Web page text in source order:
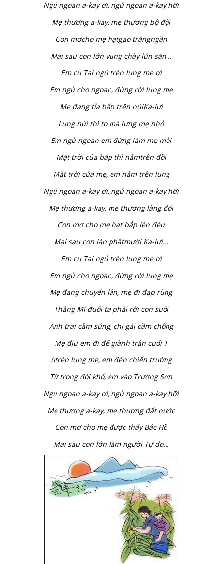
Ngủ ngoan a-kay ơi, ngủ ngoan a-kay hỡi
Mẹ thương a-kay, mẹ thương bộ đội
Con mơcho mẹ hạtgạo trắngngần
Mai sau con lớn vung chày lún săn...
Em cu Tai ngủ trên lưng mẹ ơi
Em ngủ cho ngoan, đùng rời lung mẹ
Mẹ đang tỉa bắp trên núiKa-lưi
Lưng núi thì to mà lưng mẹ nhỏ
Em ngủ ngoan em đừng làm mẹ mỏi
Mặt trời của bắp thì nằmtrên đồi
Mặt trời của mẹ, em nằm trên lung
Ngủ ngoan a-kay ơi, ngủ ngoan a-kay hỡi
Mẹ thương a-kay, mẹ thương làng đói
Con mơ cho mẹ hạt bắp lên đêu
Mai sau con lán phắtmười Ka-lưi...
Em cu Tai ngủ trên lung mẹ ơi
Em ngủ cho ngoan, đừng rời lung mẹ
Mẹ đang chuyển lán, mẹ đi đạp rùng
Thằng Mĩ đuổi ta phải rời con suối
Anh trai cầm súng, chị gái cầm chông
Mẹ địu em đi để giành trận cuối T
ừtrên lung mẹ, em đến chiến trường
Từ trong đói khổ, em vào Trường Sơn
Ngủ ngoan a-kay ơi, ngủ ngoan a-kay hỡi
Mẹ thương a-kay, mẹ thương đất nước
Con mơ cho mẹ được thấy Bác Hồ
Mai sau con lớn làm người Tự do...